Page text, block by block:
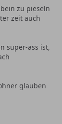
und er
ist..deshalb
um die Tage
zu pieseln
zeit auch
super-ass ist,
glauben